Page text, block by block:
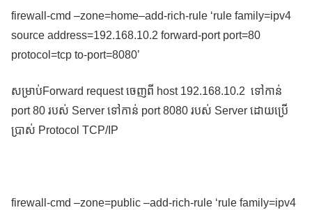
firewall-cmd –zone=home–add-rich-rule ‘rule family=ipv4
source address=192.168.10.2 forward-port port=80
protocol=tcp to-port=8080’
សម្រាប់Forward request ចេញពី host 192.168.10.2 ទៅកាន់
port 80 របស់ Server ទៅកាន់ port 8080 របស់ Server ដោយប្រើ
ប្រាស់ Protocol TCP/IP
firewall-cmd –zone=public –add-rich-rule ‘rule family=ipv4